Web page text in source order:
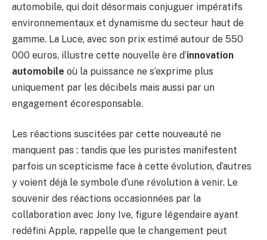
automobile, qui doit désormais conjuguer impératifs
environnementaux et dynamisme du secteur haut de
gamme. La Luce, avec son prix estimé autour de 550
000 euros, illustre cette nouvelle ère d’innovation
automobile où la puissance ne s’exprime plus
uniquement par les décibels mais aussi par un
engagement écoresponsable.
Les réactions suscitées par cette nouveauté ne
manquent pas : tandis que les puristes manifestent
parfois un scepticisme face à cette évolution, d’autres
y voient déjà le symbole d’une révolution à venir. Le
souvenir des réactions occasionnées par la
collaboration avec Jony Ive, figure légendaire ayant
redéfini Apple, rappelle que le changement peut